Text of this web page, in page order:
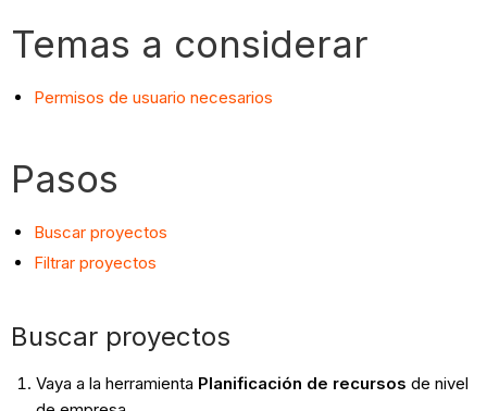
Temas a considerar
Permisos de usuario necesarios
Pasos
Buscar proyectos
Filtrar proyectos
Buscar proyectos
Vaya a la herramienta Planificación de recursos de nivel